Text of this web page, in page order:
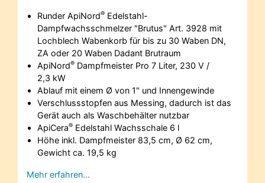
Runder ApiNord®Edelstahl-
Dampfwachsschmelzer "Brutus" Art. 3928 mit
Lochblech Wabenkorb für bis zu 30 Waben DN,
ZA oder 20 Waben Dadant Brutraum
ApiNord®Dampfmeister Pro 7 Liter, 230 V /
2,3 kW
Ablauf mit einem Ø von 1" und Innengewinde
Verschlussstopfen aus Messing, dadurch ist das
Gerät auch als Waschbehälter nutzbar
ApiCera®Edelstahl Wachsschale 6 l
Höhe inkl. Dampfmeister 83,5 cm, Ø 62 cm,
Gewicht ca. 19,5 kg
Mehr erfahren…